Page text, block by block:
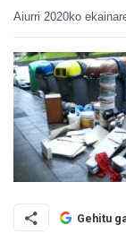
Aiurri 2020ko
Gehitu